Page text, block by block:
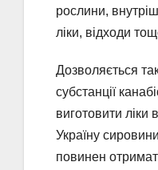
рослини,
ліки, відходи
Дозволяється
субстанції
виготовити ліки
Україну
повинен